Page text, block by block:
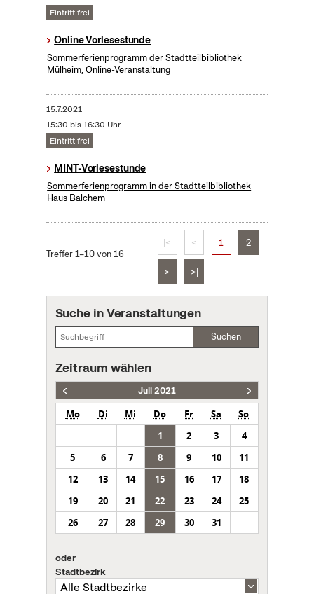
Eintritt frei
Online Vorlesestunde
Sommerferienprogramm der Stadtteilbibliothek
Mülheim, Online-Veranstaltung
15.7.2021
15:30 bis 16:30 Uhr
Eintritt frei
MINT-Vorlesestunde
Sommerferienprogramm in der Stadtteilbibliothek
Haus Balchem
Treffer 1–10 von 16
|< < 1 2
> >|
Suche in Veranstaltungen
Suchen
Zeitraum wählen
Juli 2021
Mo Di Mi Do Fr Sa
So
1
2 3
4
5
6 7 8 9 10
11
12
13 14 15 16 17
18
19
20 21 22 23 24
25
26
27 28 29 30 31
oder
Stadtbezirk